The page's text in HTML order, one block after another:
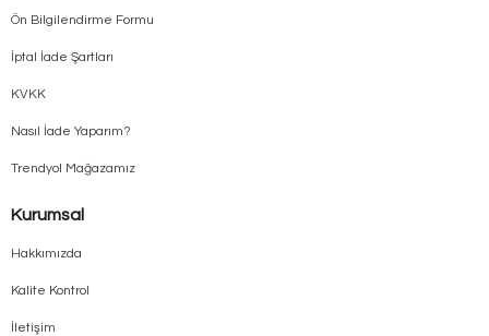
Ön Bilgilendirme Formu
İptal İade Şartları
KVKK
Nasıl İade Yaparım?
Trendyol Mağazamız
Kurumsal
Hakkımızda
Kalite Kontrol
İletişim